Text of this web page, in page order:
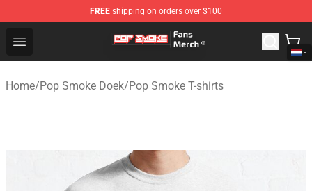
FREE shipping on orders over $100
Open menu
Pop Smoke Store - Official Pop Smoke Merchandise
Home/Pop Smoke Doek/Pop Smoke T-shirts